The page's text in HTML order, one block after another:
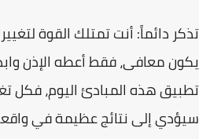
تذكر دائماً:أنت تمتلك القوة
يكون معافى، فقط أعطه الإذن
تطبيق هذه المبادئ اليوم، فكل
سيؤدي إلى نتائج عظيمة في